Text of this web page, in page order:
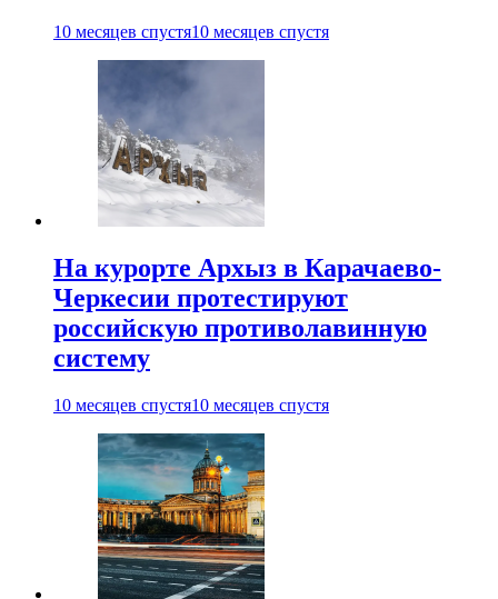
10 месяцев спустя10 месяцев спустя
На курорте Архыз в Карачаево-
Черкесии протестируют
российскую противолавинную
систему
10 месяцев спустя10 месяцев спустя